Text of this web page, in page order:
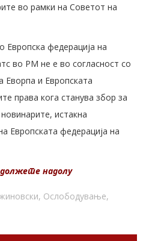
во рамки на Советот на
Европска федерација на
во РМ не е во согласност со
Еворпа и Европската
права кога станува збор за
истакна
Европската федерација на
надолу
, Ослободување,